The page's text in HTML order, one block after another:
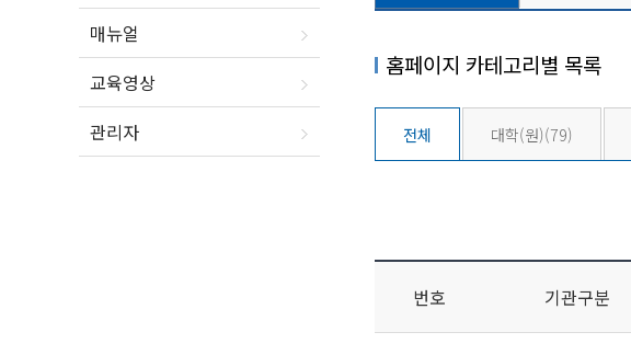
매뉴얼
교육영상
관리자
홈페이지 카테고리별 목록
전체 대학(원)(79)
번호 기관구분